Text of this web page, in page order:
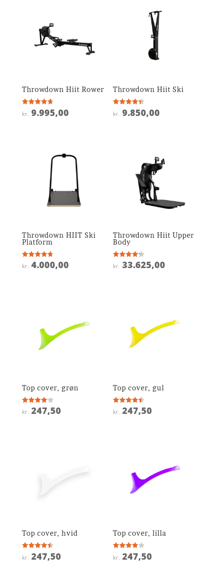
Throwdown Hiit Rower
Vurderet
4.7
kr. 9.995,00
Throwdown Hiit Ski
Vurderet
4.4
kr. 9.850,00
Throwdown HIIT Ski
Platform
Vurderet
4.7
kr. 4.000,00
Throwdown Hiit Upper
Body
Vurderet
4.2
kr. 33.625,00
Top cover, grøn
Vurderet
4.1
kr. 247,50
Top cover, gul
Vurderet
4.5
kr. 247,50
Top cover, hvid
Vurderet
4.5
kr. 247,50
Top cover, lilla
Vurderet
3.9
kr. 247,50